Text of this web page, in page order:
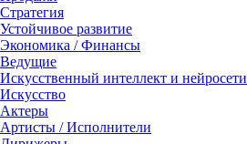
Стратегия
Устойчивое развитие
Экономика / Финансы
Ведущие
Искусственный интеллект и нейросети
Искусство
Актеры
Артисты / Исполнители